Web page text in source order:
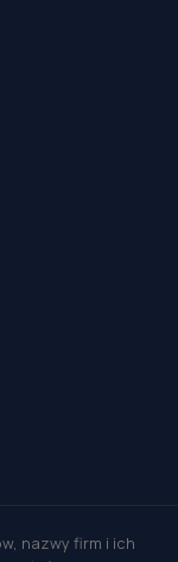
nazwy firm i ich